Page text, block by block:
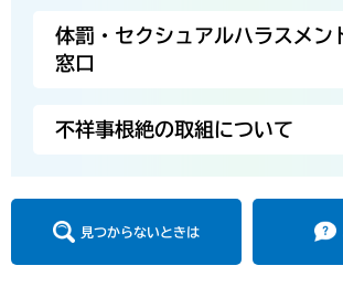
体罰・セクシュアルハラスメン
窓口
不祥事根絶の取組について
見つからないときは